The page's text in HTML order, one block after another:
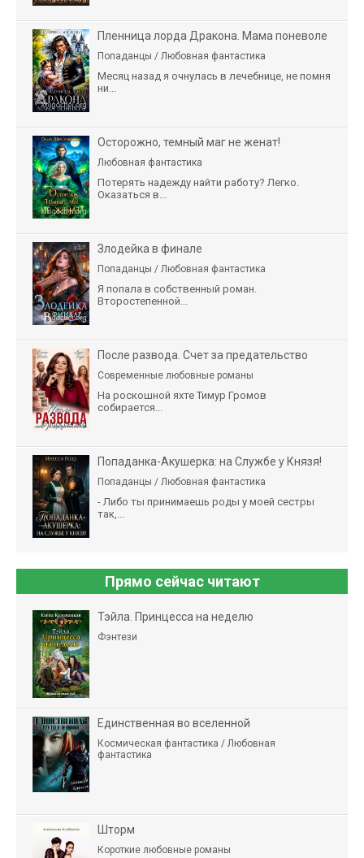
Пленница лорда Дракона. Мама поневоле
Попаданцы / Любовная фантастика
Месяц назад я очнулась в лечебнице, не помня
ни...
Осторожно, темный маг не женат!
Любовная фантастика
Потерять надежду найти работу? Легко.
Оказаться в...
Злодейка в финале
Попаданцы / Любовная фантастика
Я попала в собственный роман.
Второстепенной...
После развода. Счет за предательство
Современные любовные романы
На роскошной яхте Тимур Громов
собирается...
Попаданка-Акушерка: на Службе у Князя!
Попаданцы / Любовная фантастика
- Либо ты принимаешь роды у моей сестры
так,...
Прямо сейчас читают
Тэйла. Принцесса на неделю
Фэнтези
Единственная во вселенной
Космическая фантастика / Любовная
фантастика
Шторм
Короткие любовные романы